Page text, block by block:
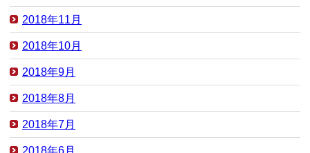
2018年11月
2018年10月
2018年9月
2018年8月
2018年7月
2018年6月